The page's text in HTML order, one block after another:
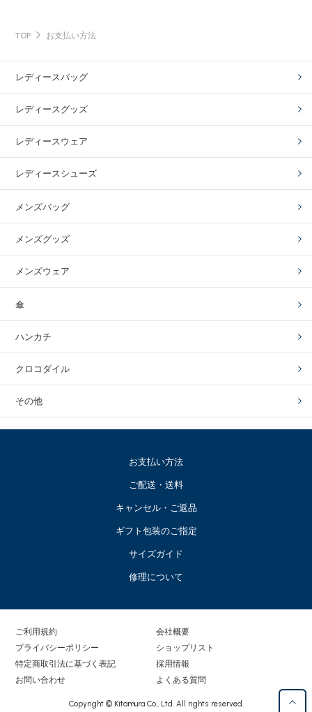
TOP お支払い方法
レディースバッグ
レディースグッズ
レディースウェア
レディースシューズ
メンズバッグ
メンズグッズ
メンズウェア
傘
ハンカチ
クロコダイル
その他
お支払い方法
ご配送・送料
キャンセル・ご返品
ギフト包装のご指定
サイズガイド
修理について
ご利用規約
プライバシーポリシー
特定商取引法に基づく表記
お問い合わせ
会社概要
ショップリスト
採用情報
よくある質問
Copyright © Kitamura Co., Ltd. All rights reserved.